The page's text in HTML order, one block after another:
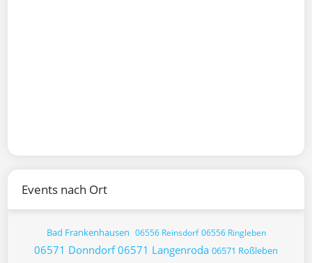
Events nach Ort
Bad Frankenhausen 06556 Reinsdorf 06556 Ringleben
06571 Donndorf 06571 Langenroda 06571 Roßleben